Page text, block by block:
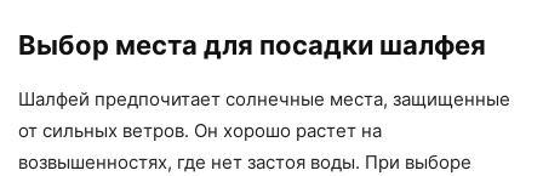
Выбор места для посадки шалфея
Шалфей предпочитает солнечные места, защищенные
от сильных ветров. Он хорошо растет на
возвышенностях, где нет застоя воды. При выборе